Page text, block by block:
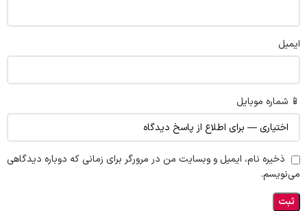
ایمیل
📱 شماره موبایل
ذخیره نام، ایمیل و وبسایت من در مرورگر برای زمانی که دوباره دیدگاهی
می‌نویسم.